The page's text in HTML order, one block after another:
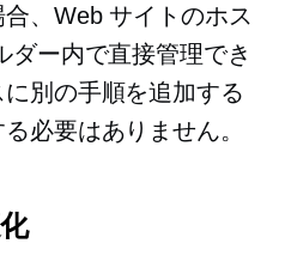
、Web サイトのホス
ダー内で直接管理でき
別の手順を追加する
必要はありません。